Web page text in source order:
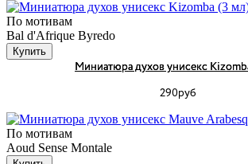
По мотивам
Bal d'Afrique Byredo
Купить
Миниатюра духов унисекс
290руб
По мотивам
Aoud Sense Montale